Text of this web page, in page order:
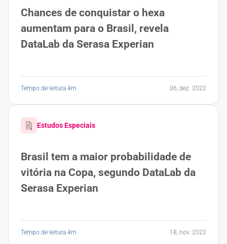
Chances de conquistar o hexa
aumentam para o Brasil, revela
DataLab da Serasa Experian
Tempo de leitura 4m 06, dez. 2022
Estudos Especiais
Brasil tem a maior probabilidade de
vitória na Copa, segundo DataLab da
Serasa Experian
Tempo de leitura 4m 18, nov. 2022